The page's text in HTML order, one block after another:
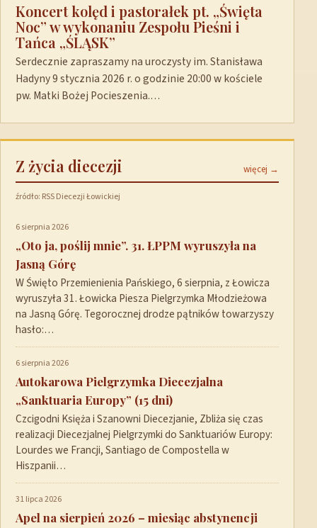
Koncert kolęd i pastorałek pt. „Święta
Noc” w wykonaniu Zespołu Pieśni i
Tańca „ŚLĄSK”
Serdecznie zapraszamy na uroczysty im. Stanisława
Hadyny 9 stycznia 2026 r. o godzinie 20:00 w kościele
pw. Matki Bożej Pocieszenia.…
Z życia diecezji więcej →
źródło: RSS Diecezji Łowickiej
6 sierpnia 2026
„Oto ja, poślij mnie”. 31. ŁPPM wyruszyła na
Jasną Górę
W Święto Przemienienia Pańskiego, 6 sierpnia, z Łowicza
wyruszyła 31. Łowicka Piesza Pielgrzymka Młodzieżowa
na Jasną Górę. Tegorocznej drodze pątników towarzyszy
hasło:…
6 sierpnia 2026
Autokarowa Pielgrzymka Diecezjalna
„Sanktuaria Europy” (15 dni)
Czcigodni Księża i Szanowni Diecezjanie, Zbliża się czas
realizacji Diecezjalnej Pielgrzymki do Sanktuariów Europy:
Lourdes we Francji, Santiago de Compostella w
Hiszpanii…
31 lipca 2026
Apel na sierpień 2026 – miesiąc abstynencji